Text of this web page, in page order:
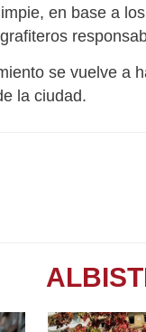
en base a
se vuelve a
la ciudad.